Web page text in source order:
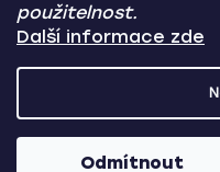
použitelnost.
Další informace zde
Odmítnout
Copyright (c) 2012 -